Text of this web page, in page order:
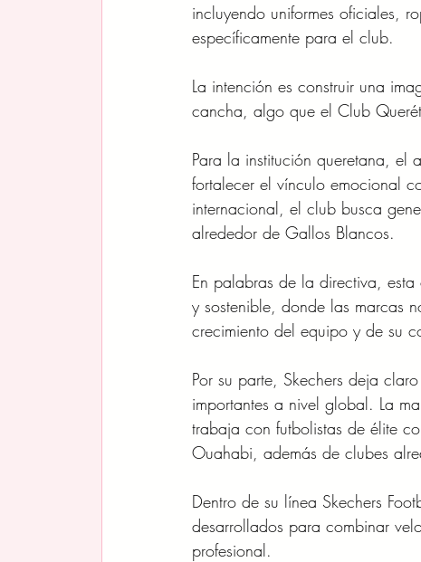
incluyendo uniformes oficiales,
específicamente para el club.
La intención es construir una
cancha, algo que el Club
Para la institución queretana, el
fortalecer el vínculo emocional
internacional, el club busca
alrededor de Gallos Blancos.
En palabras de la directiva,
y sostenible, donde las marcas
crecimiento del equipo y de su
Por su parte, Skechers deja
importantes a nivel global. La
trabaja con futbolistas de élite
Ouahabi, además de clubes
Dentro de su línea Skechers
desarrollados para combinar
profesional.